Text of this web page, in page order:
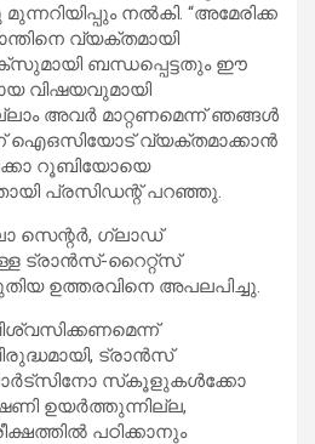
മുന്നറിയിപ്പും നൽകി. “അമേരിക്ക
വ്യക്തമായി
ബന്ധപ്പെട്ടതും ഈ
വിഷയവുമായി
അവർ മാറ്റണമെന്ന് ഞങ്ങൾ
ഐ‌ഒ‌സിയോട് വ്യക്തമാക്കാൻ
റൂബിയോയെ
പ്രസിഡന്റ് പറഞ്ഞു.
സെന്റർ, ഗ്ലാഡ്
ട്രാൻസ്-റൈറ്റ്സ്
ഉത്തരവിനെ അപലപിച്ചു.
ട്രാൻസ്
സ്‌കൂളുകൾക്കോ
ഉയർത്തുന്നില്ല,
പഠിക്കാനും